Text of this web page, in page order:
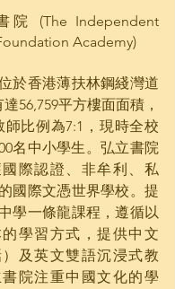
院 (The Independent
Academy)
於香港薄扶林鋼綫灣道
56,759平方樓面面積，
比例為7:1，現時全校
名中小學生。弘立書院
際認證、非牟利、私
國際文憑世界學校。提
學一條龍課程，遵循以
學習方式，提供中文
）及英文雙語沉浸式教
院注重中國文化的學